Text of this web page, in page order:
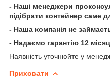
- Наші менеджери
підібрати контейнер саме
- Наша компанія не
- Надаємо гарантію 12
Наявність уточнюйте у
Приховати